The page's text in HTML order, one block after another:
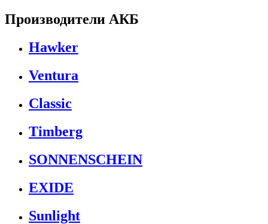
Производители АКБ
Hawker
Ventura
Classic
Timberg
SONNENSCHEIN
EXIDE
Sunlight